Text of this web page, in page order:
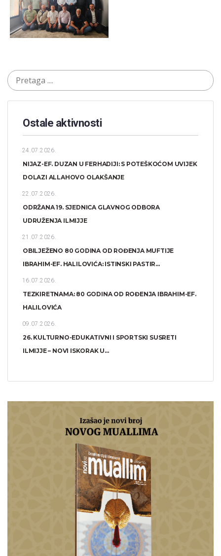
Ostale aktivnosti
24.07.2026.
NIJAZ-EF. DUZAN U FERHADIJI: S POTEŠKOĆOM UVIJEK
DOLAZI ALLAHOVO OLAKŠANJE
22.07.2026.
ODRŽANA 19. SJEDNICA GLAVNOG ODBORA
UDRUŽENJA ILMIJJE
21.07.2026.
OBILJEŽENO 80 GODINA OD ROĐENJA MUFTIJE
IBRAHIM-EF. HALILOVIĆA: ISTINSKI PASTIR...
16.07.2026.
TEZKIRETNAMA: 80 GODINA OD ROĐENJA IBRAHIM-EF.
HALILOVIĆA
09.07.2026.
26. KULTURNO-EDUKATIVNI I SPORTSKI SUSRETI
ILMIJJE – NOVI ISKORAK U...